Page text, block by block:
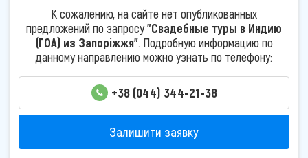
К сожалению, на сайте нет опубликованных
предложений по запросу"Свадебные туры в Индию
(ГОА) из Запоріжжя". Подробную информацию по
данному направлению можно узнать по телефону:
+38 (044) 344-21-38
Залишити заявку